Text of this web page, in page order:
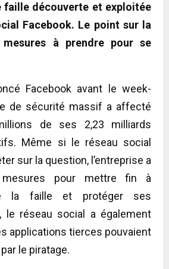
faille découverte et exploitée
Facebook. Le point sur la
à prendre pour se
Facebook avant le week-
de sécurité massif a affecté
de ses 2,23 milliards
Même si le réseau social
sur la question, l’entreprise a
pour mettre fin à
la faille et protéger ses
le réseau social a également
applications tierces pouvaient
le piratage.